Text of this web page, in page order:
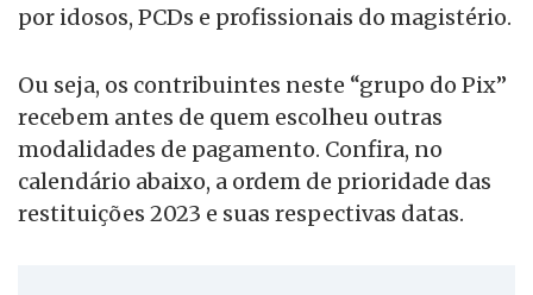
por idosos, PCDs e profissionais do magistério.
Ou seja, os contribuintes neste “grupo do Pix”
recebem antes de quem escolheu outras
modalidades de pagamento. Confira, no
calendário abaixo, a ordem de prioridade das
restituições 2023 e suas respectivas datas.